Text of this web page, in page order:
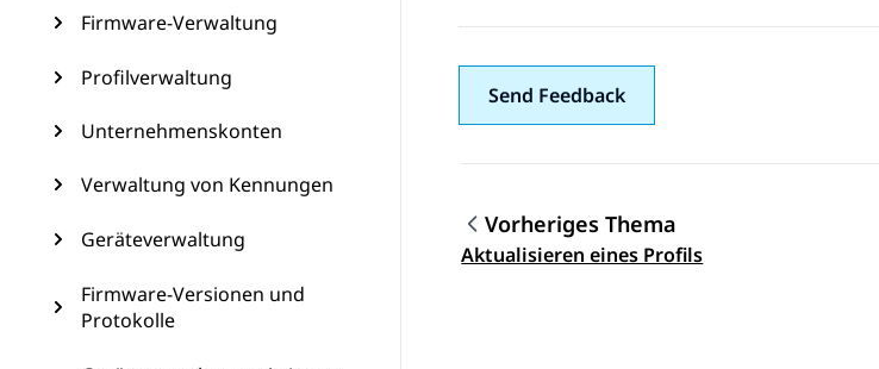
Firmware-Verwaltung
Profilverwaltung
Unternehmenskonten
Verwaltung von Kennungen
Geräteverwaltung
Firmware-Versionen und
Protokolle
Send Feedback
Themennavigation
Vorheriges Thema
Aktualisieren eines Profils